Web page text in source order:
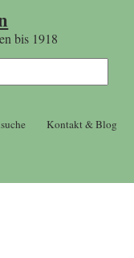
bis 1918
Kontakt & Blog